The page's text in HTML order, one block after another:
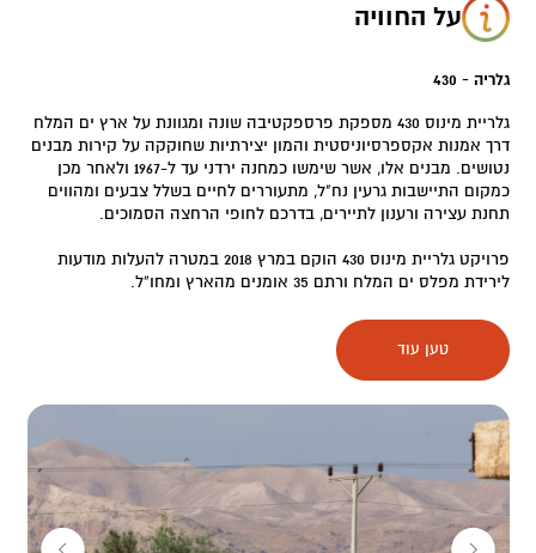
על החוויה
גלריה - 430
גלריית מינוס 430 מספקת פרספקטיבה שונה ומגוונת על ארץ ים המלח
דרך אמנות אקספרסיוניסטית והמון יצירתיות שחוקקה על קירות מבנים
נטושים. מבנים אלו, אשר שימשו כמחנה ירדני עד ל-1967 ולאחר מכן
כמקום התיישבות גרעין נח"ל, מתעוררים לחיים בשלל צבעים ומהווים
תחנת עצירה ורענון לתיירים, בדרכם לחופי הרחצה הסמוכים.
פרויקט גלריית מינוס 430 הוקם במרץ 2018 במטרה להעלות מודעות
לירידת מפלס ים המלח ורתם 35 אומנים מהארץ ומחו”ל.
גלריית מינוס 430 הינה מרחב פתוח של אומנות, אמירה ונוף. הצלת ים
המלח, חיות וטבע המקום, ודו הקיום השורר בין תושבי האזור
המרכיבים פסיפס של כל שלושת הדתות הגדולות – עומדים בחזית
וייחודית.
טען עוד